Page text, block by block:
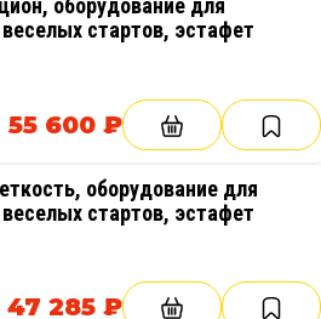
оборудование для
стартов, эстафет
55 600 ₽
оборудование для
стартов, эстафет
47 285 ₽